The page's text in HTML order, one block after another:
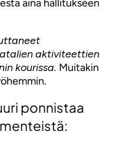
aina hallitukseen
aktiviteettien
kourissa. Muitakin
ponnistaa